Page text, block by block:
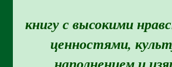
книгу с высокими
ценностями,